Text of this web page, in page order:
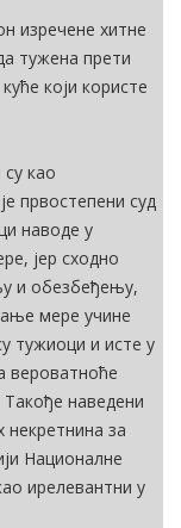
изречене хитне
тужена прети
који користе
као
првостепени суд
наводе у
јер сходно
и обезбеђењу,
мере учине
тужиоци и исте у
вероватноће
наведени
за
Националне
ирелевантни у